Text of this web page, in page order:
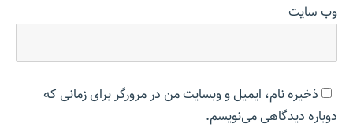
وب‌ سایت
ذخیره نام، ایمیل و وبسایت من در مرورگر برای زمانی که
دوباره دیدگاهی می‌نویسم.